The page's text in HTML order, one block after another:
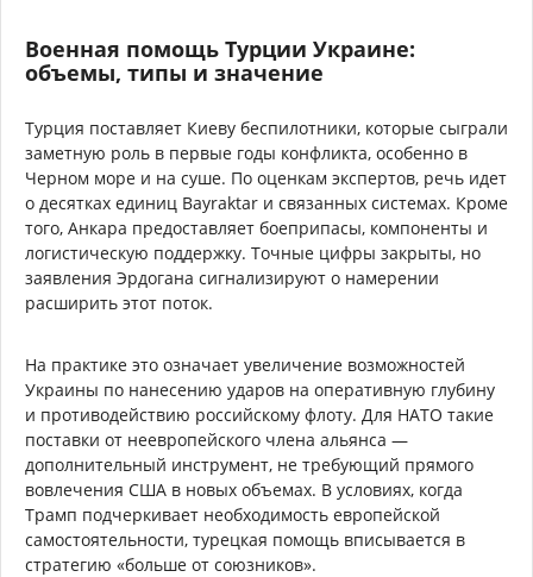
Военная помощь Турции Украине:
объемы, типы и значение
Турция поставляет Киеву беспилотники, которые сыграли
заметную роль в первые годы конфликта, особенно в
Черном море и на суше. По оценкам экспертов, речь идет
о десятках единиц Bayraktar и связанных системах. Кроме
того, Анкара предоставляет боеприпасы, компоненты и
логистическую поддержку. Точные цифры закрыты, но
заявления Эрдогана сигнализируют о намерении
расширить этот поток.
На практике это означает увеличение возможностей
Украины по нанесению ударов на оперативную глубину
и противодействию российскому флоту. Для НАТО такие
поставки от неевропейского члена альянса —
дополнительный инструмент, не требующий прямого
вовлечения США в новых объемах. В условиях, когда
Трамп подчеркивает необходимость европейской
самостоятельности, турецкая помощь вписывается в
стратегию «больше от союзников».